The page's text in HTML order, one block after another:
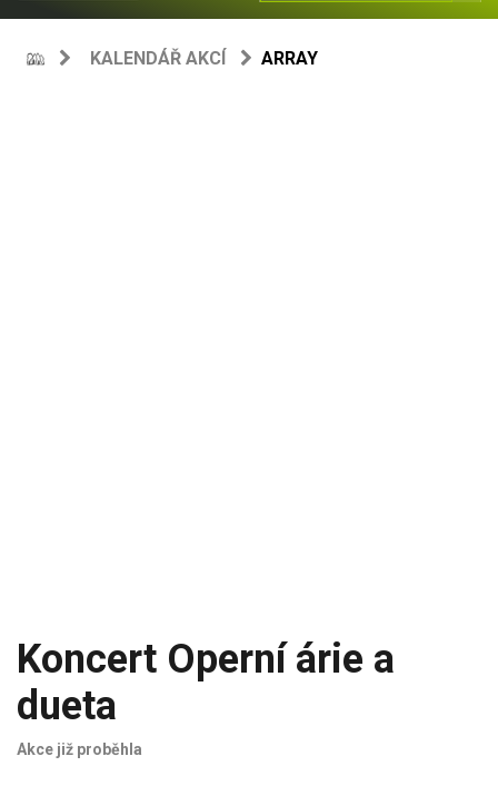
KALENDÁŘ AKCÍ ARRAY
Koncert Operní árie a
dueta
Akce již proběhla